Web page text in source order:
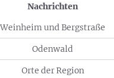
Nachrichten
Weinheim und Bergstraße
Odenwald
Orte der Region